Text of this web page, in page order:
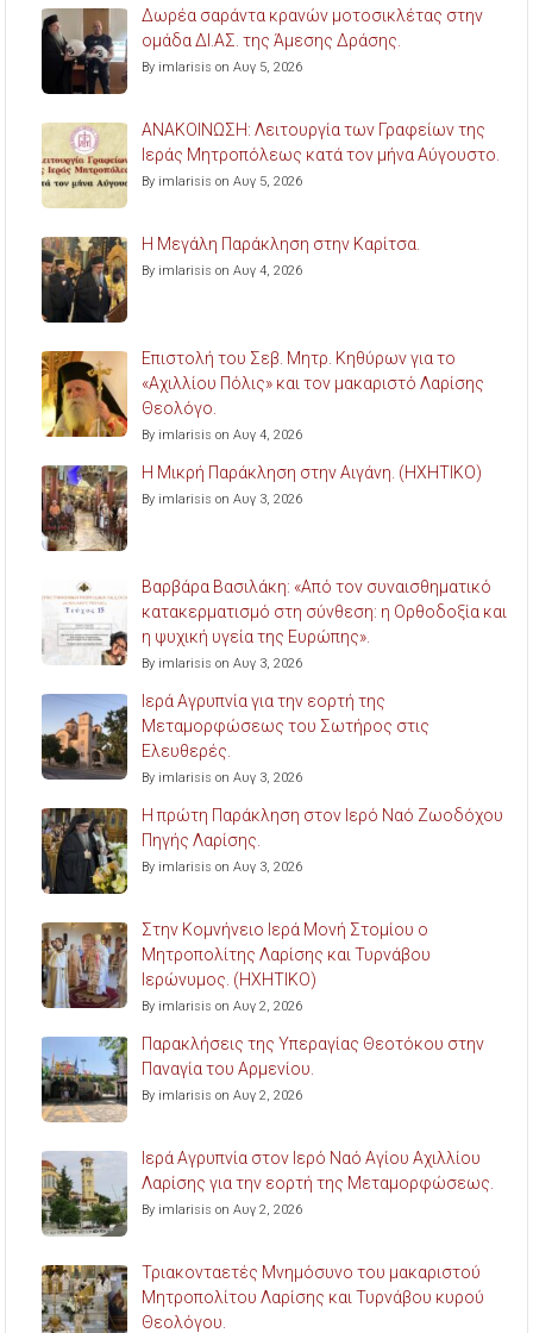
Δωρέα σαράντα κρανών μοτοσικλέτας στην
ομάδα ΔΙ.ΑΣ. της Άμεσης Δράσης.
By imlarisis on Αυγ 5, 2026
ΑΝΑΚΟΙΝΩΣΗ: Λειτουργία των Γραφείων της
Ιεράς Μητροπόλεως κατά τον μήνα Αύγουστο.
By imlarisis on Αυγ 5, 2026
Η Μεγάλη Παράκληση στην Καρίτσα.
By imlarisis on Αυγ 4, 2026
Επιστολή του Σεβ. Μητρ. Κηθύρων για το
«Αχιλλίου Πόλις» και τον μακαριστό Λαρίσης
Θεολόγο.
By imlarisis on Αυγ 4, 2026
Η Μικρή Παράκληση στην Αιγάνη. (ΗΧΗΤΙΚΟ)
By imlarisis on Αυγ 3, 2026
Βαρβάρα Βασιλάκη: «Από τον συναισθηματικό
κατακερματισμό στη σύνθεση: η Ορθοδοξία και
η ψυχική υγεία της Ευρώπης».
By imlarisis on Αυγ 3, 2026
Ιερά Αγρυπνία για την εορτή της
Μεταμορφώσεως του Σωτήρος στις
Ελευθερές.
By imlarisis on Αυγ 3, 2026
Η πρώτη Παράκληση στον Ιερό Ναό Ζωοδόχου
Πηγής Λαρίσης.
By imlarisis on Αυγ 3, 2026
Στην Κομνήνειο Ιερά Μονή Στομίου ο
Μητροπολίτης Λαρίσης και Τυρνάβου
Ιερώνυμος. (ΗΧΗΤΙΚΟ)
By imlarisis on Αυγ 2, 2026
Παρακλήσεις της Υπεραγίας Θεοτόκου στην
Παναγία του Αρμενίου.
By imlarisis on Αυγ 2, 2026
Ιερά Αγρυπνία στον Ιερό Ναό Αγίου Αχιλλίου
Λαρίσης για την εορτή της Μεταμορφώσεως.
By imlarisis on Αυγ 2, 2026
Τριακονταετές Μνημόσυνο του μακαριστού
Μητροπολίτου Λαρίσης και Τυρνάβου κυρού
Θεολόγου.